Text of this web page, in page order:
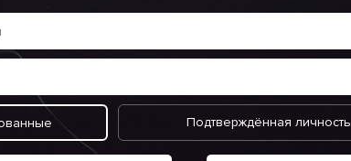
Подтверждённая личность